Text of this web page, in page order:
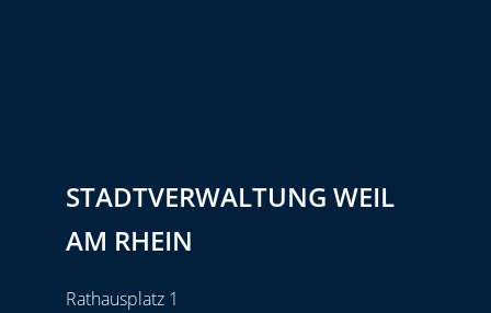
STADTVERWALTUNG WEIL
AM RHEIN
Rathausplatz 1